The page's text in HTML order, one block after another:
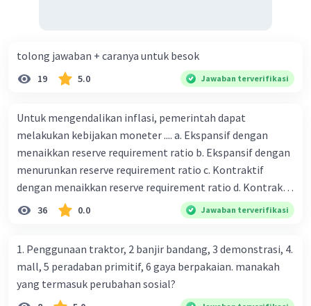
tolong jawaban + caranya untuk besok
19 5.0 Jawaban terverifikasi
Untuk mengendalikan inflasi, pemerintah dapat
melakukan kebijakan moneter .... a. Ekspansif dengan
menaikkan reserve requirement ratio b. Ekspansif dengan
menurunkan reserve requirement ratio c. Kontraktif
dengan menaikkan reserve requirement ratio d. Kontraktif
dengan menurunkan reserve requirement ratio e.
Ekspansif dengan menaikkan tingkat diskonto Bila Bank
ceteris paribus maka .... a. Menimbulkan inflasi di mana
bentuk kurva jumlah uang beredar (penawaran uang) naik
dari kiri bawah ke kanan atas b. Menimbulkan deflasi di
36 0.0 Jawaban terverifikasi
1. Penggunaan traktor, 2 banjir bandang, 3 demonstrasi, 4.
mall, 5 peradaban primitif, 6 gaya berpakaian. manakah
yang termasuk perubahan sosial?